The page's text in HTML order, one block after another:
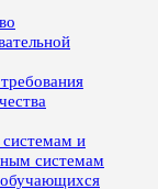
и
системам